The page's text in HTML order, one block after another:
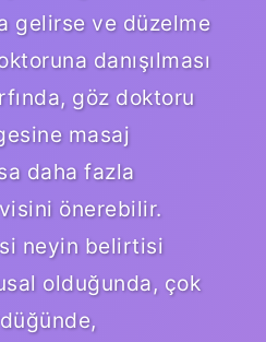
gelirse ve düzelme
danışılması
göz doktoru
masaj
daha fazla
önerebilir.
neyin belirtisi
olduğunda, çok